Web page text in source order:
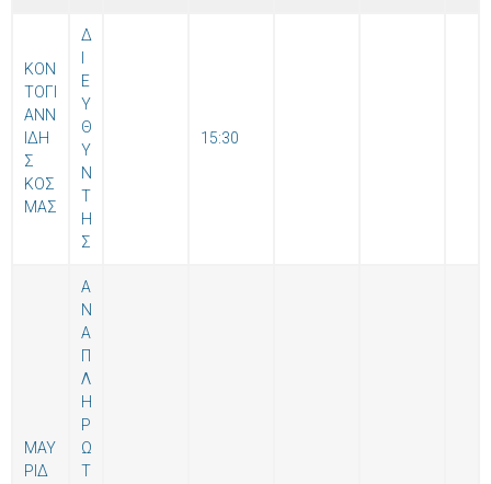
ΚΟΝ
ΤΟΓΙ
ΑΝΝ
ΙΔΗ
Σ
ΚΟΣ
ΜΑΣ
Δ
Ε
Υ
Θ
Υ
Ν
Τ
Η
Σ
15:30
ΜΑΥ
ΡΙΔ
Α
Ν
Α
Π
Λ
Η
Ρ
Ω
Τ